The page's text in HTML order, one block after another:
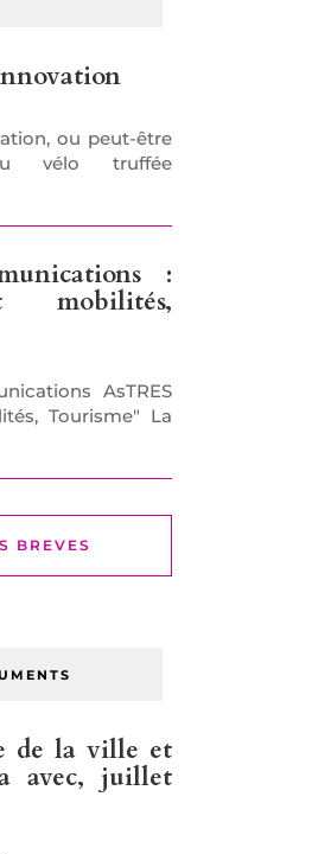
ou peut-être
vélo truffée
:
mobilités,
AsTRES
Tourisme" La
BREVES
de la ville et
avec, juillet